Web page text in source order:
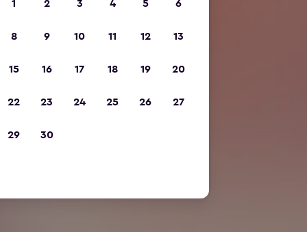
1 2 3 4 5 6
8 9 10 11 12 13
15 16 17 18 19 20
22 23 24 25 26 27
29 30